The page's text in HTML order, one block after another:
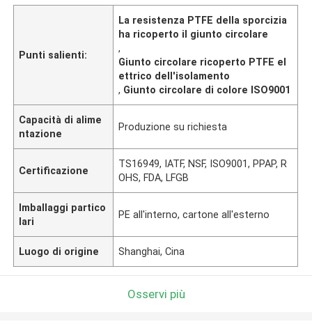
Punti salienti:
La resistenza PTFE della sporcizia
ha ricoperto il giunto circolare
,
Giunto circolare ricoperto PTFE el
ettrico dell'isolamento
, Giunto circolare di colore ISO9001
Capacità di alime
ntazione
Produzione su richiesta
Certificazione
TS16949, IATF, NSF, ISO9001, PPAP, R
OHS, FDA, LFGB
Imballaggi partico
lari
PE all'interno, cartone all'esterno
Luogo di origine Shanghai, Cina
Osservi più